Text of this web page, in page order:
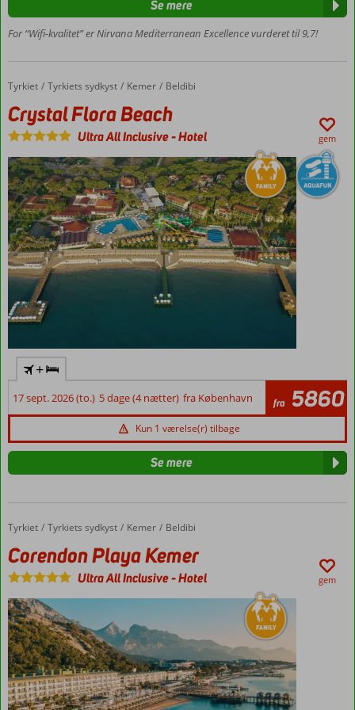
vandland
rutsjebaner
Mulighed
swimup
Værelser
plads til
5
For “Wifi-kvalitet” er Nirvana Mediterranean Excellence vurderet til 9,7!
Se mere
Forside
Tyrkiet Tyrkiets sydkyst Kemer Beldibi
Crystal Flora Beach
Crystal Flora Beach
Ultra All Inclusive-Hotel gem
+
17 sept. 2026 (to.) 5 dage (4 nætter) fra København fra 5860
Kun 1 værelse(r) tilbage
Se mere
Forside
Tyrkiet Tyrkiets sydkyst Kemer Beldibi
Corendon Playa Kemer
Corendon Playa Kemer
Ultra All Inclusive-Hotel gem